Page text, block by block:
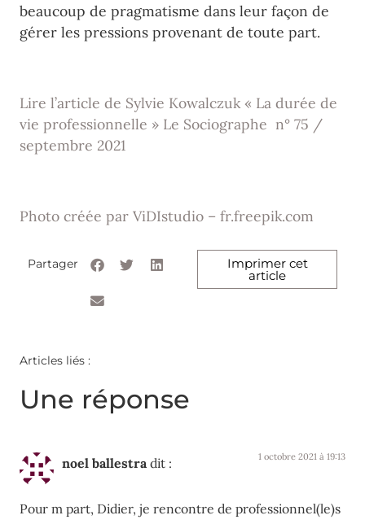
beaucoup de pragmatisme dans leur façon de
gérer les pressions provenant de toute part.
Lire l’article de Sylvie Kowalczuk « La durée de
vie professionnelle » Le Sociographe n° 75 /
septembre 2021
Photo créée par ViDIstudio – fr.freepik.com
Partager Imprimer cet
article
Articles liés :
Une réponse
noel ballestra dit : 1 octobre 2021 à 19:13
Pour m part, Didier, je rencontre de professionnel(le)s